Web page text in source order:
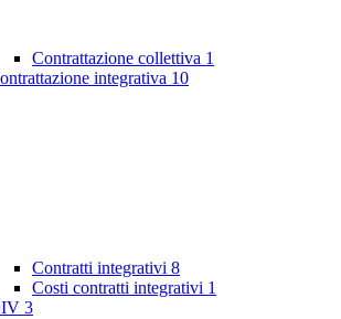
Contrattazione collettiva 1
integrativa 10
Contratti integrativi 8
Costi contratti integrativi 1
3